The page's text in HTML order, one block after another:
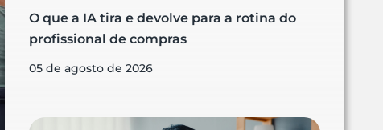
O que a IA tira e devolve para a rotina do
profissional de compras
05 de agosto de 2026